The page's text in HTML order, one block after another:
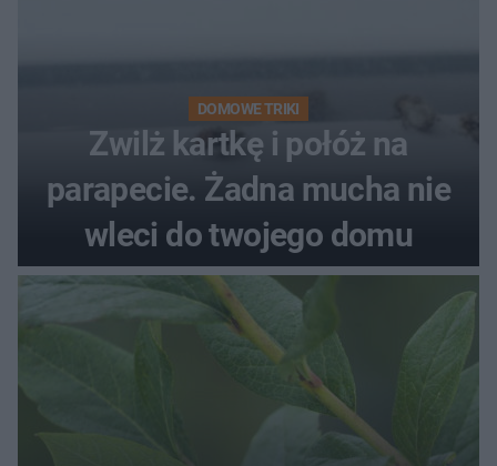
DOMOWE TRIKI
Zwilż kartkę i połóż na
parapecie. Żadna mucha nie
wleci do twojego domu